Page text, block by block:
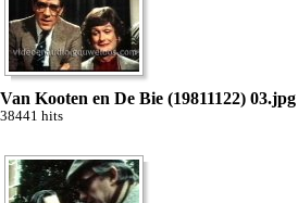
Van Kooten en De Bie (19811122) 03.jpg
38441 hits